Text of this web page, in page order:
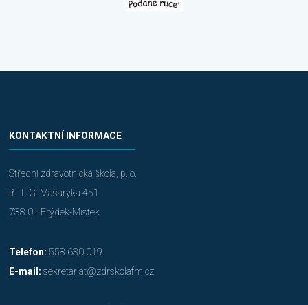
KONTAKTNÍ INFORMACE
Střední zdravotnická škola, p. o.
tř. T. G. Masaryka 451
738 01 Frýdek-Místek
Telefon: 558 630 019
E-mail: sekretariat@zdrskolafm.cz